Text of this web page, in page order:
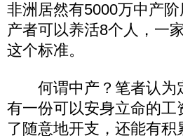
非洲居然有5000万中产
产者可以养活8个人，一
这个标准。
何谓中产？笔者认为
有一份可以安身立命的
了随意地开支，还能有